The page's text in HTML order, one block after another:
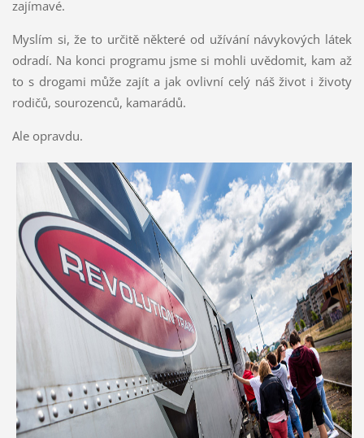
zajímavé.
Myslím si, že to určitě některé od užívání návykových látek
odradí. Na konci programu jsme si mohli uvědomit, kam až
to s drogami může zajít a jak ovlivní celý náš život i životy
rodičů, sourozenců, kamarádů.
Ale opravdu.